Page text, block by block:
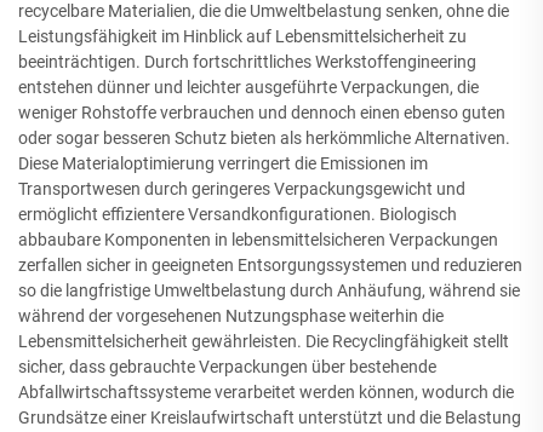
recycelbare Materialien, die die Umweltbelastung senken, ohne die
Leistungsfähigkeit im Hinblick auf Lebensmittelsicherheit zu
beeinträchtigen. Durch fortschrittliches Werkstoffengineering
entstehen dünner und leichter ausgeführte Verpackungen, die
weniger Rohstoffe verbrauchen und dennoch einen ebenso guten
oder sogar besseren Schutz bieten als herkömmliche Alternativen.
Diese Materialoptimierung verringert die Emissionen im
Transportwesen durch geringeres Verpackungsgewicht und
ermöglicht effizientere Versandkonfigurationen. Biologisch
abbaubare Komponenten in lebensmittelsicheren Verpackungen
zerfallen sicher in geeigneten Entsorgungssystemen und reduzieren
so die langfristige Umweltbelastung durch Anhäufung, während sie
während der vorgesehenen Nutzungsphase weiterhin die
Lebensmittelsicherheit gewährleisten. Die Recyclingfähigkeit stellt
sicher, dass gebrauchte Verpackungen über bestehende
Abfallwirtschaftssysteme verarbeitet werden können, wodurch die
Grundsätze einer Kreislaufwirtschaft unterstützt und die Belastung